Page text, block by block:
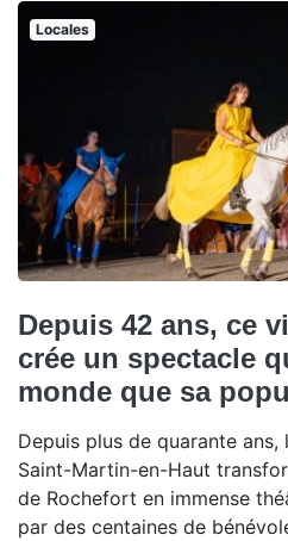
Locales
Depuis 42 ans, ce
crée un spectacle
monde que sa
Depuis plus de quarante ans,
Saint-Martin-en-Haut
de Rochefort en immense
par des centaines de